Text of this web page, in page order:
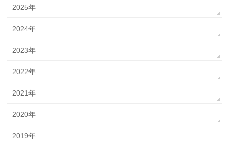
2025年
2024年
2023年
2022年
2021年
2020年
2019年